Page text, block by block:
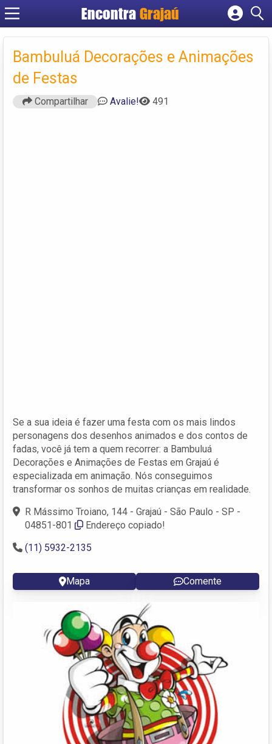
Encontra Grajaú
Cadastrar empresa
Fazer login
Criar conta
Bambuluá Decorações e Animações
de Festas
Compartilhar Avalie! 491
Se a sua ideia é fazer uma festa com os mais lindos
personagens dos desenhos animados e dos contos de
fadas, você já tem a quem recorrer: a Bambuluá
Decorações e Animações de Festas em Grajaú é
especializada em animação. Nós conseguimos
transformar os sonhos de muitas crianças em realidade.
R Mássimo Troiano, 144 - Grajaú - São Paulo - SP -
04851-801
Endereço copiado!
(11) 5932-2135
Mapa Comente